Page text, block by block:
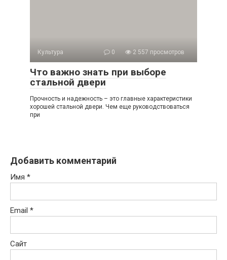
Культура 0 2 557 просмотров
Что важно знать при выборе
стальной двери
Прочность и надежность – это главные характеристики
хорошей стальной двери. Чем еще руководствоваться
при
Добавить комментарий
Имя *
Email *
Сайт